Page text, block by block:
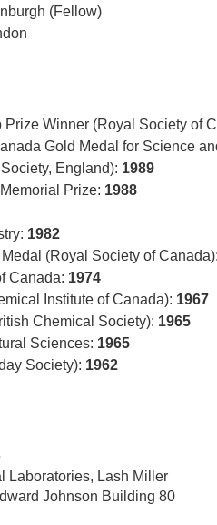
(Fellow)
Prize Winner (Royal Society of
Gold Medal for Science
England): 1989
Prize: 1988
1982
(Royal Society of Canada):
Canada: 1974
Institute of Canada): 1967
Chemical Society): 1965
Sciences: 1965
Society): 1962
Laboratories, Lash Miller
Johnson Building 80